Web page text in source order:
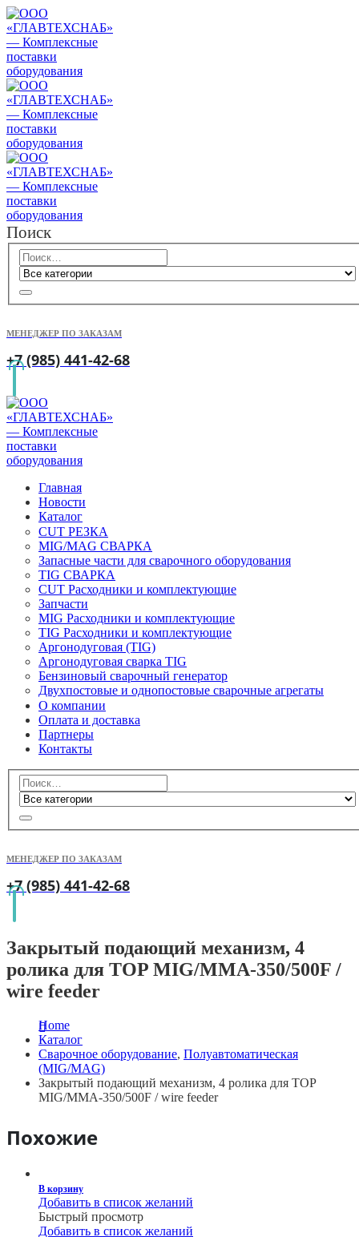
Поиск
МЕНЕДЖЕР ПО ЗАКАЗАМ
+7 (985) 441-42-68
Главная
Новости
Каталог
CUT РЕЗКА
MIG/MAG СВАРКА
Запасные части для сварочного оборудования
TIG СВАРКА
CUT Расходники и комплектующие
Запчасти
MIG Расходники и комплектующие
TIG Расходники и комплектующие
Аргонодуговая (TIG)
Аргонодуговая сварка TIG
Бензиновый сварочный генератор
Двухпостовые и однопостовые сварочные агрегаты
О компании
Оплата и доставка
Партнеры
Контакты
МЕНЕДЖЕР ПО ЗАКАЗАМ
+7 (985) 441-42-68
Закрытый подающий механизм, 4
ролика для TOP MIG/MMA-350/500F /
wire feeder
Home
Каталог
Сварочное оборудование, Полуавтоматическая
(MIG/MAG)
Закрытый подающий механизм, 4 ролика для TOP
MIG/MMA-350/500F / wire feeder
Похожие
В корзину
Добавить в список желаний
Быстрый просмотр
Добавить в список желаний